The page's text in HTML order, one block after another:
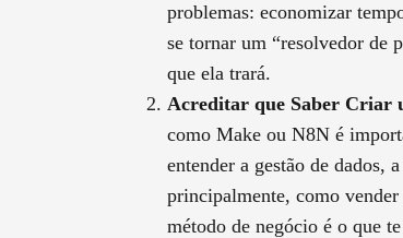
problemas: economizar
se tornar um “resolvedor de
que ela trará.
Acreditar que Saber Criar
como Make ou N8N é
entender a gestão de dados,
principalmente, como
método de negócio é o que